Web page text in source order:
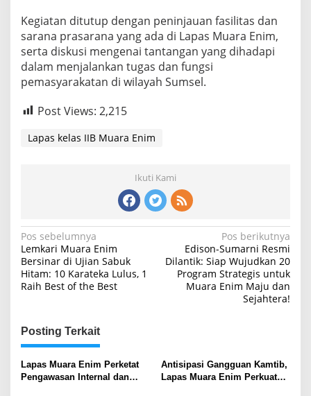
Kegiatan ditutup dengan peninjauan fasilitas dan
sarana prasarana yang ada di Lapas Muara Enim,
serta diskusi mengenai tantangan yang dihadapi
dalam menjalankan tugas dan fungsi
pemasyarakatan di wilayah Sumsel.
Post Views: 2,215
Lapas kelas IIB Muara Enim
Ikuti Kami
Navigasi
pos
Pos sebelumnya
Lemkari Muara Enim
Bersinar di Ujian Sabuk
Hitam: 10 Karateka Lulus, 1
Raih Best of the Best
Pos berikutnya
Edison-Sumarni Resmi
Dilantik: Siap Wujudkan 20
Program Strategis untuk
Muara Enim Maju dan
Sejahtera!
Posting Terkait
Lapas Muara Enim Perketat
Pengawasan Internal dan
Antisipasi Gangguan Kamtib,
Lapas Muara Enim Perkuat